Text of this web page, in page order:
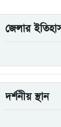
জেলার
দর্শনীয় স্থান